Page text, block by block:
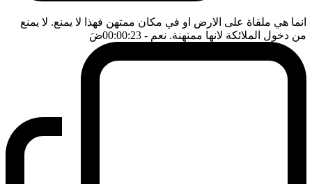
انما هي ملقاة على الارض او في مكان ممتهن فهذا لا يمنع. لا يمنع
من دخول الملائكة لانها ممتهنة. نعم - 00:00:23 ضَ